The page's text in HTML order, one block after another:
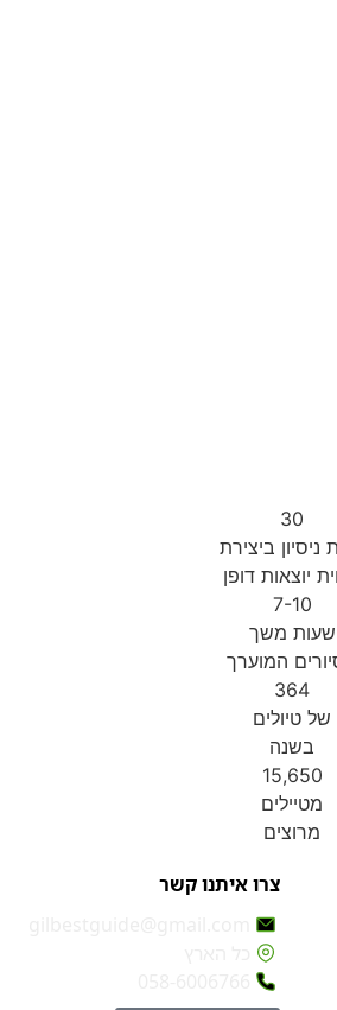
30
ניסיון ביצירת
יוצאות דופן
7-10
שעות משך
המוערך
364
של טיולים
בשנה
15,650
מטיילים
מרוצים
צרו איתנו קשר